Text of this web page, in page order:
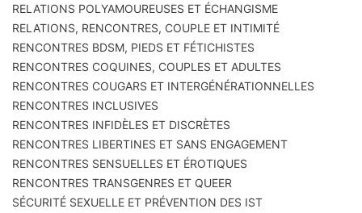
RELATIONS POLYAMOUREUSES ET ÉCHANGISME
RELATIONS, RENCONTRES, COUPLE ET INTIMITÉ
RENCONTRES BDSM, PIEDS ET FÉTICHISTES
RENCONTRES COQUINES, COUPLES ET ADULTES
RENCONTRES COUGARS ET INTERGÉNÉRATIONNELLES
RENCONTRES INCLUSIVES
RENCONTRES INFIDÈLES ET DISCRÈTES
RENCONTRES LIBERTINES ET SANS ENGAGEMENT
RENCONTRES SENSUELLES ET ÉROTIQUES
RENCONTRES TRANSGENRES ET QUEER
SÉCURITÉ SEXUELLE ET PRÉVENTION DES IST